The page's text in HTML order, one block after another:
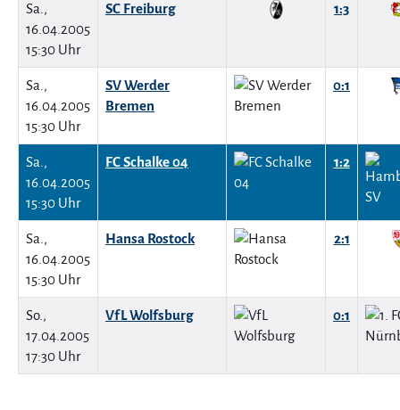
Sa.,
16.04.2005
15:30 Uhr
SC Freiburg 1:3
Sa.,
16.04.2005
15:30 Uhr
SV Werder
Bremen
0:1
Sa.,
16.04.2005
15:30 Uhr
FC Schalke 04 1:2
Sa.,
16.04.2005
15:30 Uhr
Hansa Rostock 2:1
So.,
17.04.2005
17:30 Uhr
VfL Wolfsburg 0:1